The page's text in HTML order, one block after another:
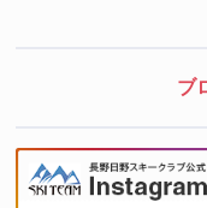
ブ